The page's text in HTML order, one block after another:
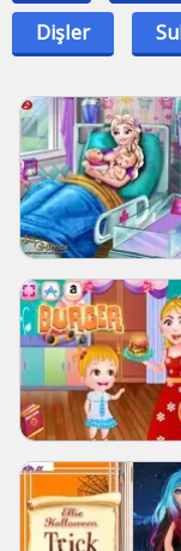
Dişler